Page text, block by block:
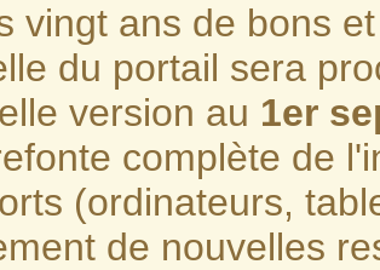
vingt ans de bons
du portail sera
version au 1er
complète de
(ordinateurs,
de nouvelles